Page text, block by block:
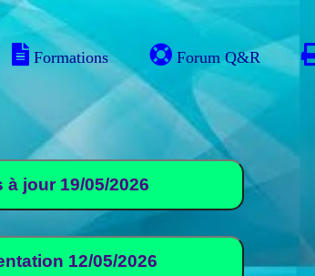
Formations Forum Q&R
DlgCom2026-Journal des mises à jour 19/05/2026
12/05/2026